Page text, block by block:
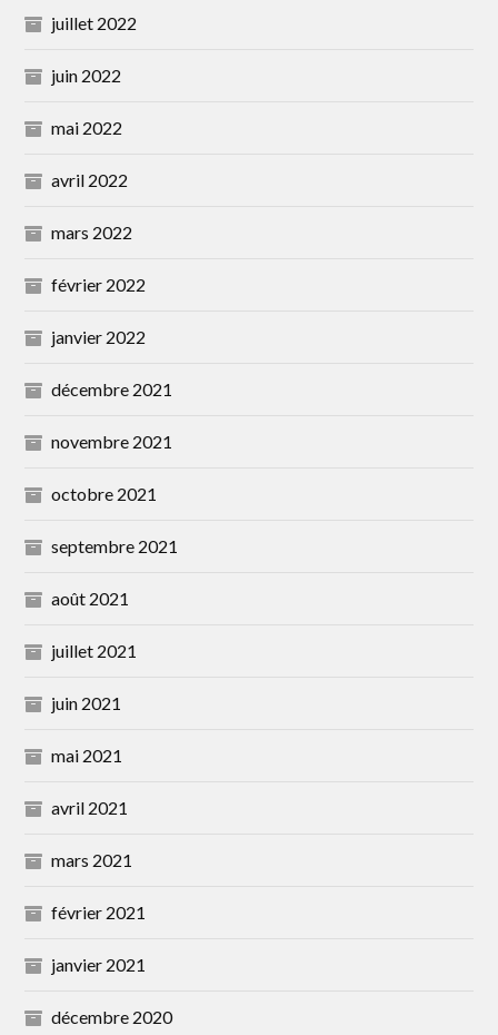
juillet 2022
juin 2022
mai 2022
avril 2022
mars 2022
février 2022
janvier 2022
décembre 2021
novembre 2021
octobre 2021
septembre 2021
août 2021
juillet 2021
juin 2021
mai 2021
avril 2021
mars 2021
février 2021
janvier 2021
décembre 2020